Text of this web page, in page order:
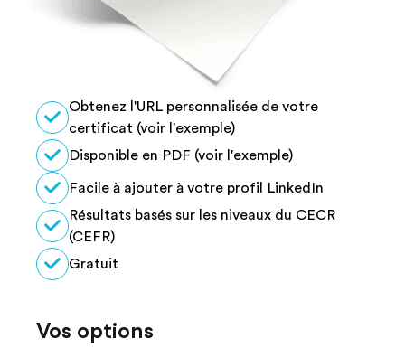
Obtenez l'URL personnalisée de votre
certificat (voir l'exemple)
Disponible en PDF (voir l'exemple)
Facile à ajouter à votre profil LinkedIn
Résultats basés sur les niveaux du CECR
(CEFR)
Gratuit
Vos options